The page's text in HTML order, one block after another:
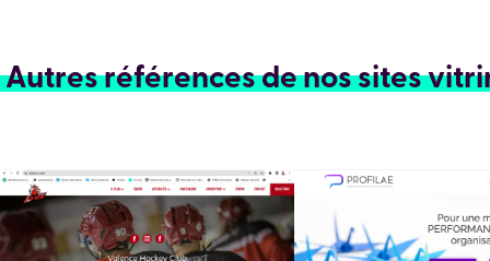
Autres références de nos sites